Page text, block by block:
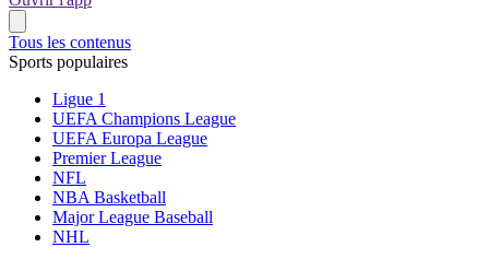
Tous les contenus
Sports populaires
Ligue 1
UEFA Champions League
UEFA Europa League
Premier League
NFL
NBA Basketball
Major League Baseball
NHL